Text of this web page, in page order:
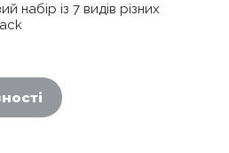
набір із 7 видів різних